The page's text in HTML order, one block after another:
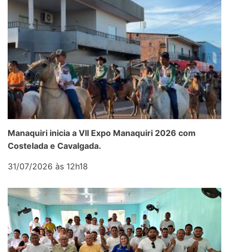
Manaquiri inicia a VII Expo Manaquiri 2026 com
Costelada e Cavalgada.
31/07/2026 às 12h18